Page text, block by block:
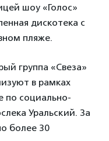
шоу «Голос»
дискотека с
пляже.
группа «Свеза»
в рамках
по социально-
Уральский. За
более 30